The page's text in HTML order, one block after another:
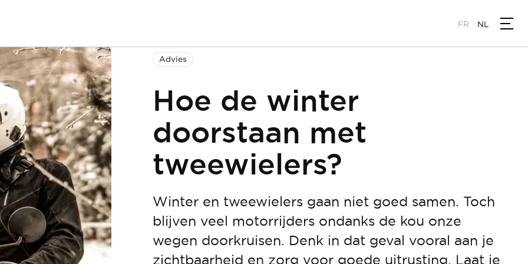
FR NL
Advies
Hoe de winter
doorstaan met
tweewielers?
Winter en tweewielers gaan niet goed samen. Toch
blijven veel motorrijders ondanks de kou onze
wegen doorkruisen. Denk in dat geval vooral aan je
zichtbaarheid en zorg voor goede uitrusting. Laat je